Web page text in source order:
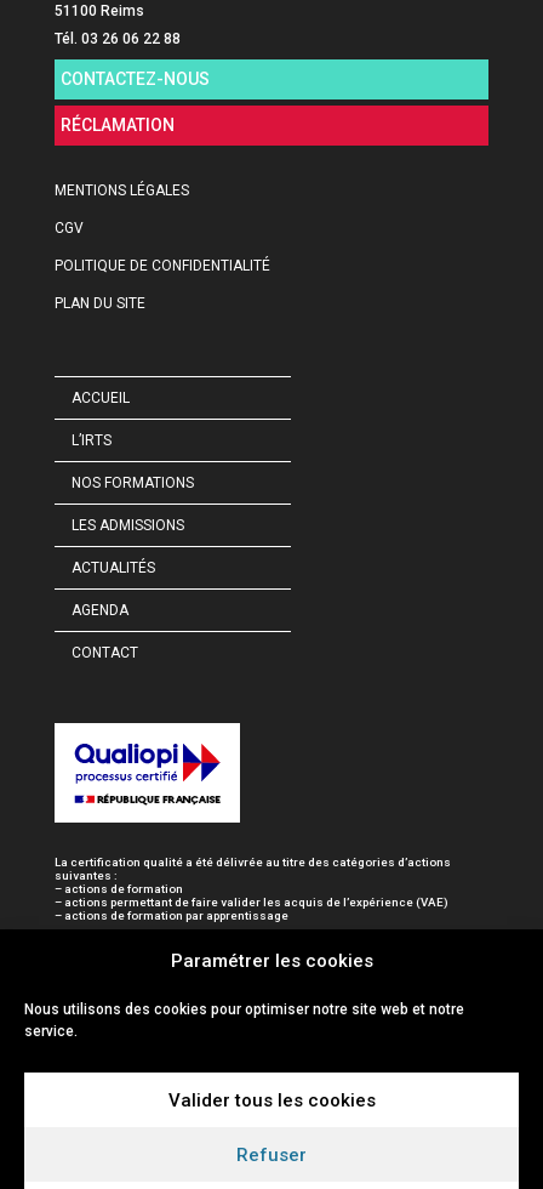
Paramétrer les cookies
Nous utilisons des cookies pour optimiser notre site web et notre
service.
Valider tous les cookies
Refuser
51100 Reims
Tél. 03 26 06 22 88
CONTACTEZ-NOUS
RÉCLAMATION
MENTIONS LÉGALES
CGV
POLITIQUE DE CONFIDENTIALITÉ
PLAN DU SITE
ACCUEIL
L’IRTS
NOS FORMATIONS
LES ADMISSIONS
ACTUALITÉS
AGENDA
CONTACT
La certification qualité a été délivrée au titre des catégories d’actions
suivantes :
– actions de formation
– actions permettant de faire valider les acquis de l’expérience (VAE)
– actions de formation par apprentissage